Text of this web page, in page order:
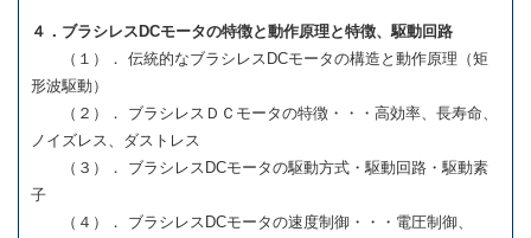
４．ブラシレスDCモータの特徴と動作原理と特徴、駆動回路
（１）． 伝統的なブラシレスDCモータの構造と動作原理（矩
形波駆動）
（２）． ブラシレスＤＣモータの特徴・・・高効率、長寿命、
ノイズレス、ダストレス
（３）． ブラシレスDCモータの駆動方式・駆動回路・駆動素
子
（４）． ブラシレスDCモータの速度制御・・・電圧制御、